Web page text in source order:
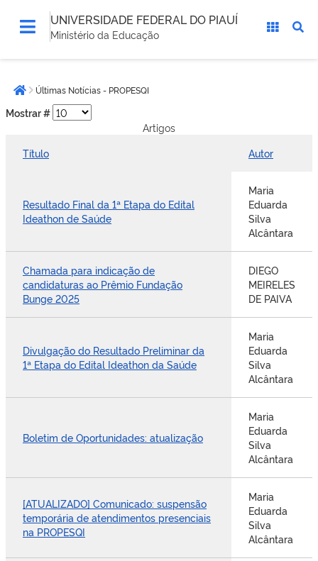
UNIVERSIDADE FEDERAL DO PIAUÍ
Ministério da Educação
estáPágina inicial
Últimas Notícias - PROPESQI
Mostrar #
Artigos
Título
Autor
Resultado Final da 1ª Etapa do Edital
Ideathon de Saúde
Maria
Eduarda
Silva
Alcântara
Chamada para indicação de
candidaturas ao Prêmio Fundação
Bunge 2025
DIEGO
MEIRELES
DE PAIVA
Divulgação do Resultado Preliminar da
1ª Etapa do Edital Ideathon da Saúde
Maria
Eduarda
Silva
Alcântara
Boletim de Oportunidades: atualização
Maria
Eduarda
Silva
Alcântara
[ATUALIZADO] Comunicado: suspensão
temporária de atendimentos presenciais
na PROPESQI
Maria
Eduarda
Silva
Alcântara